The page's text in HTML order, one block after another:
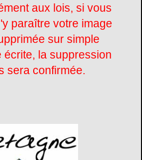
aux lois, si vous
paraître votre image
sur simple
écrite, la suppression
sera confirmée.